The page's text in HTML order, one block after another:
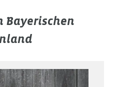
Bayerischen